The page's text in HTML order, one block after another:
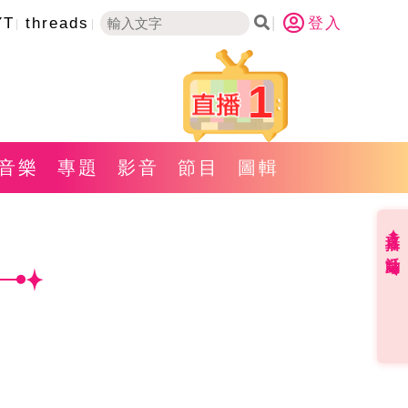
threads 登入
1
樂 專題 影音 節目 圖輯
直播✦活動